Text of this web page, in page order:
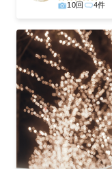
10回 4件